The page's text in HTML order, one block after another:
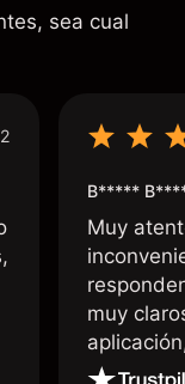
sea cual
B*****
Muy
muy